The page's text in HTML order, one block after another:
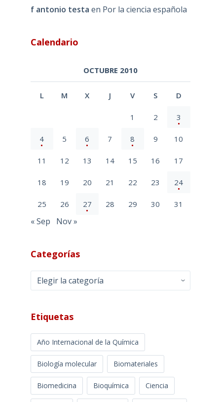
f antonio testa en Por la ciencia española
Calendario
OCTUBRE 2010
L M X J V S D
1 2 3
4 5 6 7 8 9 10
11 12 13 14 15 16 17
18 19 20 21 22 23 24
25 26 27 28 29 30 31
« Sep Nov »
Categorías
Categorías
Etiquetas
Año Internacional de la Química
Biología molecular Biomateriales
Biomedicina Bioquímica Ciencia